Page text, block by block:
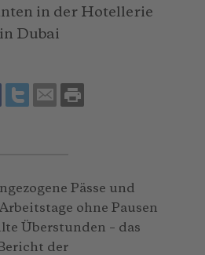
in der Hotellerie
in Dubai
Pässe und
ohne Pausen
Überstunden – das
der